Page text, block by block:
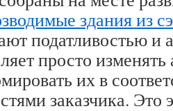
здания из
податливостью и
просто
их в
заказчика. Это